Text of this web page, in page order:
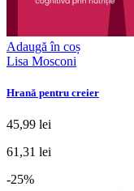
Adaugă în coș
Lisa Mosconi
Hrană pentru creier
45,99 lei
61,31 lei
-25%